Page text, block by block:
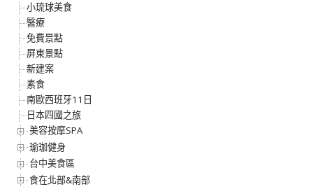
小琉球美食
醫療
免費景點
屏東景點
新建案
素食
南歐西班牙11日
日本四國之旅
美容按摩SPA
瑜珈健身
台中美食區
食在北部&南部